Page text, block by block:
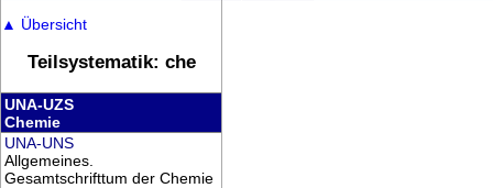
▲ Übersicht
Teilsystematik: che
UNA-UZS
Chemie
UNA-UNS
Allgemeines.
Gesamtschrifttum der Chemie